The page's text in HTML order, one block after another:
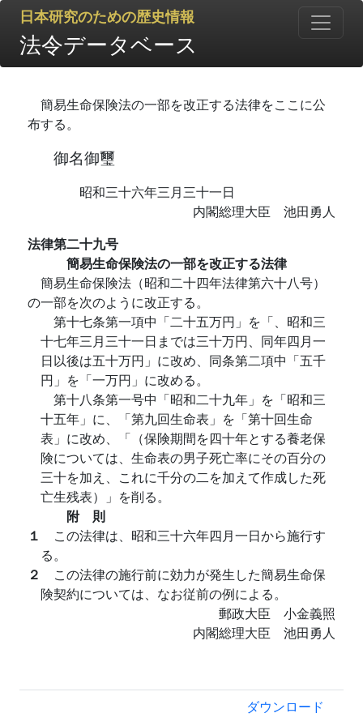
日本研究のための歴史情報
法令データベース
簡易生命保険法の一部を改正する法律をここに公
布する。
御名御璽
昭和三十六年三月三十一日
内閣総理大臣 池田勇人
法律第二十九号
簡易生命保険法の一部を改正する法律
簡易生命保険法（昭和二十四年法律第六十八号）
の一部を次のように改正する。
第十七条第一項中「二十五万円」を「、昭和三
十七年三月三十一日までは三十万円、同年四月一
日以後は五十万円」に改め、同条第二項中「五千
円」を「一万円」に改める。
第十八条第一号中「昭和二十九年」を「昭和三
十五年」に、「第九回生命表」を「第十回生命
表」に改め、「（保険期間を四十年とする養老保
険については、生命表の男子死亡率にその百分の
三十を加え、これに千分の二を加えて作成した死
亡生残表）」を削る。
附 則
１ この法律は、昭和三十六年四月一日から施行す
る。
２ この法律の施行前に効力が発生した簡易生命保
険契約については、なお従前の例による。
郵政大臣 小金義照
内閣総理大臣 池田勇人
ダウンロード